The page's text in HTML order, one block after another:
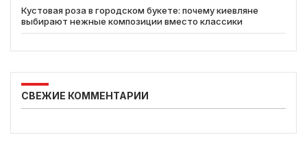
Кустовая роза в городском букете: почему киевляне
выбирают нежные композиции вместо классики
СВЕЖИЕ КОММЕНТАРИИ